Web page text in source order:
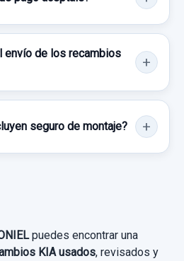
81310J7010
no incluidos.
por whatsapp
IZQUIERDA 52700J7DB0
52700J7DB0
DELANTERO IZQUIERDO
DELANTERO...
envío de los recambios
seguro de montaje?
puedes encontrar una
KIA usados, revisados y